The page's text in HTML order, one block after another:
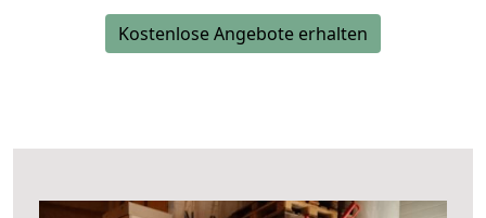
Kostenlose Angebote erhalten